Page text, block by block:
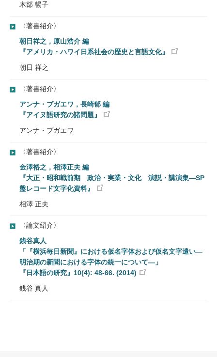
木部 暢子
〈著書紹介〉
朝日祥之，原山浩介 編
『アメリカ・ハワイ日系社会の歴史と言語文化』
朝日 祥之
〈著書紹介〉
アンナ・ブガエワ，長崎郁 編
『アイヌ語研究の諸問題』
アンナ・ブガエワ
〈著書紹介〉
金澤裕之，相澤正夫 編
『大正・昭和戦前期 政治・実業・文化 演説・講演集―SP
盤レコード文字化資料』
相澤 正夫
〈論文紹介〉
銭谷真人
「『横浜毎日新聞』における仮名字体および仮名文字遣い―
明治期の新聞における字体の統一について―」
『日本語の研究』10(4): 48-66. (2014)
銭谷 真人